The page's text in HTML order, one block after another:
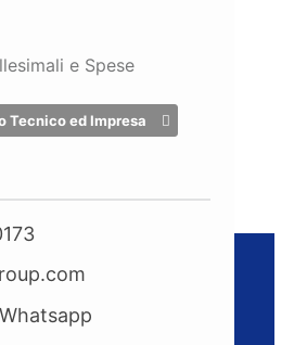
e Spese
Tecnico ed Impresa
di Legge.